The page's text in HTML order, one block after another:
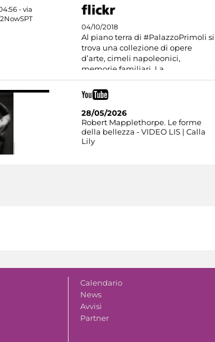
04/10/2018
Al piano terra di #PalazzoPrimoli si
trova una collezione di opere
d’arte, cimeli napoleonici,
memorie familiari. La
28/05/2026
Robert Mapplethorpe. Le forme
della bellezza - VIDEO LIS | Calla
Lily
Calendario
News
Avvisi
Partner